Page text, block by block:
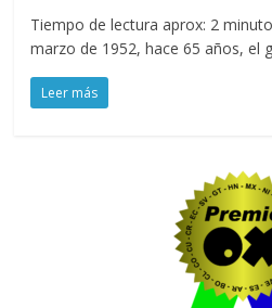
Tiempo de lectura aprox: 2
marzo de 1952, hace 65 años, el
Leer más